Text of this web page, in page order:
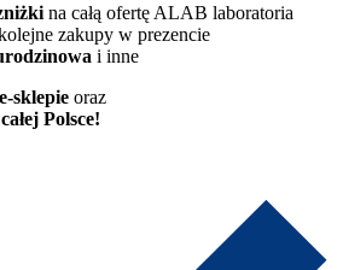
na całą ofertę ALAB laboratoria
zakupy w prezencie
i inne
e-sklepie oraz
Polsce!